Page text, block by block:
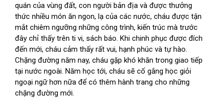
quán của vùng đất, con người bản địa và được thưởng
thức nhiều món ăn ngon, lạ của các nước, cháu được tận
mắt chiêm ngưỡng những công trình, kiến trúc mà trước
đây chỉ thấy trên ti vi, sách báo. Khi chinh phục được đích
đến mới, cháu cảm thấy rất vui, hạnh phúc và tự hào.
Chặng đường năm nay, cháu gặp khó khăn trong giao tiếp
tại nước ngoài. Năm học tới, cháu sẽ cố gắng học giỏi
ngoại ngữ hơn nữa để có thêm hành trang cho những
chặng đường mới.